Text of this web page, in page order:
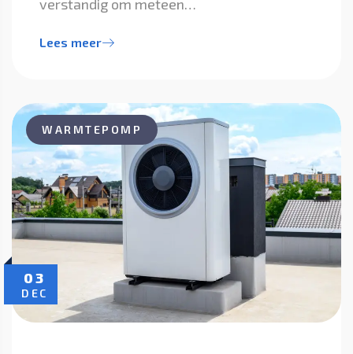
verstandig om meteen…
Lees meer
03
DEC
WARMTEPOMP